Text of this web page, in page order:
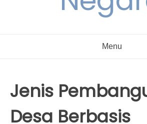
Menu
Jenis
Desa Berbasis